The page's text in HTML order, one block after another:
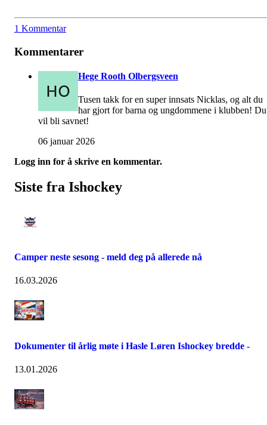
1 Kommentar
Kommentarer
Hege Rooth Olbergsveen
Tusen takk for en super innsats Nicklas, og alt du
har gjort for barna og ungdommene i klubben! Du
vil bli savnet!
06 januar 2026
Logg inn for å skrive en kommentar.
Siste fra Ishockey
Camper neste sesong - meld deg på allerede nå
16.03.2026
Dokumenter til årlig møte i Hasle Løren Ishockey bredde -
13.01.2026